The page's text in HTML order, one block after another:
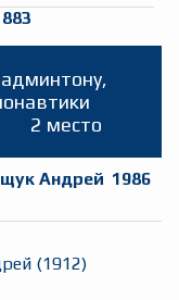
2 место
Андрей 1986
(1912)